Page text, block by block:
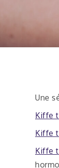
Une
Kiffe
Kiffe
Kiffe